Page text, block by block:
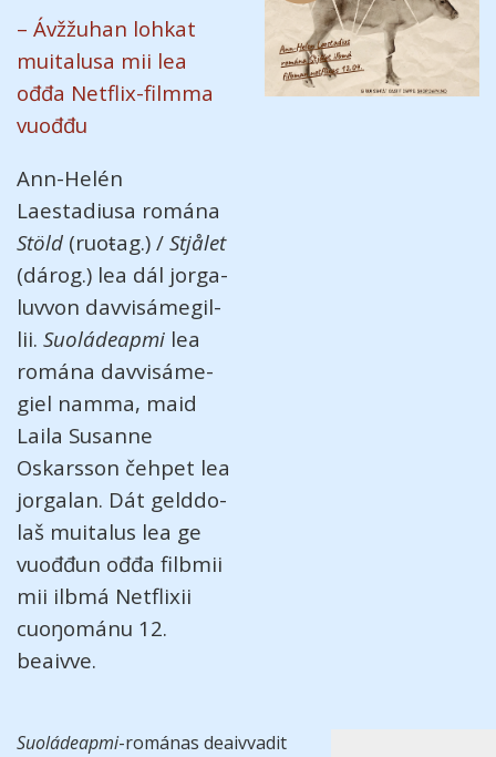
– Ávžžu­han loh­kat
muita­lusa mii lea
ođđa Netflix-filmma
vuođđu
Ann-Helén
Laestadiusa romána
Stöld (ruoŧag.) / Stjålet
(dárog.) lea dál jorga­
luv­von davvi­sáme­gil­
lii. Suoládeapmi lea
romána davvi­sáme­
giel namma, maid
Laila Susanne
Oskarsson čeh­pet lea
jorga­lan. Dát gelddo­
laš muita­lus lea ge
vuođ­đun ođđa fil­bmii
mii ilbmá Netflixii
cuoŋo­mánu 12.
beaivve.
Suoládeapmi-romá­nas deaivva­dit